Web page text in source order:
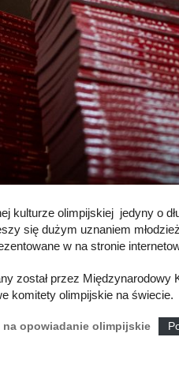
kulturze olimpijskiej jedyny o
się dużym uznaniem
w na stronie
został przez
komitety olimpijskie na świecie.
na opowiadanie olimpijskie